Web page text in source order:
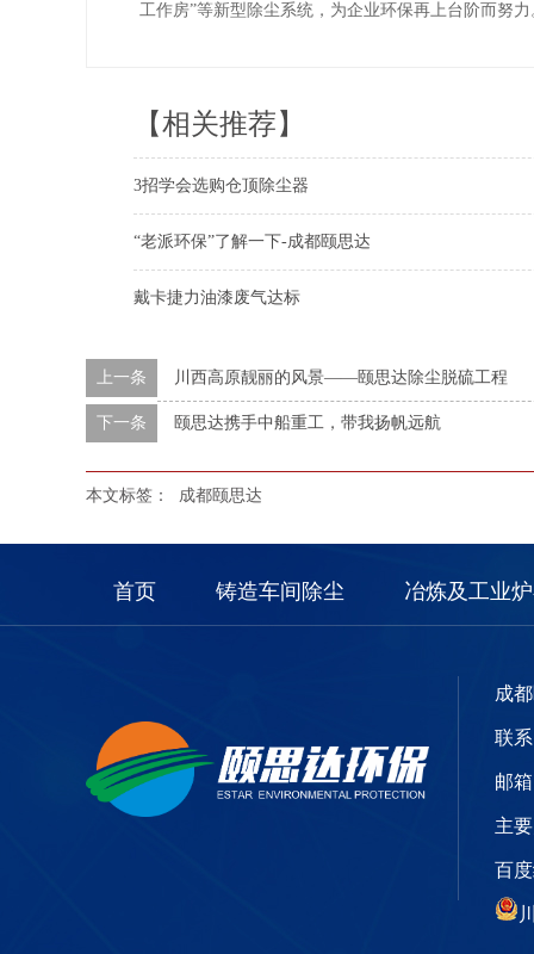
工作房”等新型除尘系统，为企业环保再上台阶而努力
【相关推荐】
3招学会选购仓顶除尘器
“老派环保”了解一下-成都颐思达
戴卡捷力油漆废气达标
上一条 川西高原靓丽的风景——颐思达除尘脱硫工程
下一条 颐思达携手中船重工，带我扬帆远航
本文标签： 成都颐思达
首页 铸造车间除尘 冶炼及工业
成
联系
邮
主
百